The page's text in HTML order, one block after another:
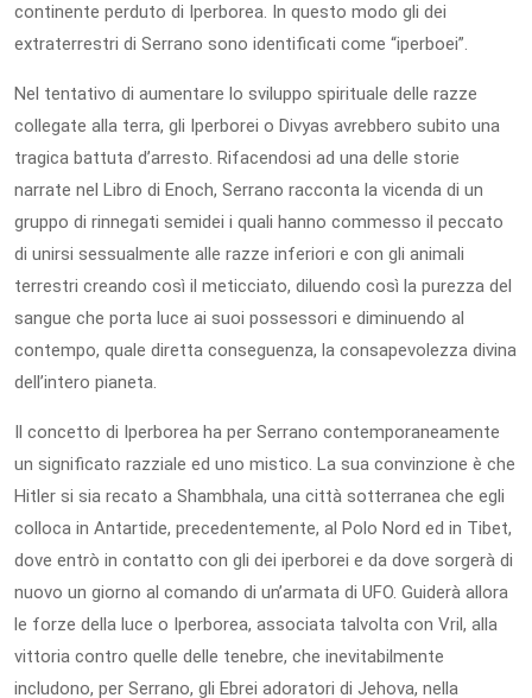
continente perduto di Iperborea. In questo modo gli dei
extraterrestri di Serrano sono identificati come “iperboei”.
Nel tentativo di aumentare lo sviluppo spirituale delle razze
collegate alla terra, gli Iperborei o Divyas avrebbero subito una
tragica battuta d’arresto. Rifacendosi ad una delle storie
narrate nel Libro di Enoch, Serrano racconta la vicenda di un
gruppo di rinnegati semidei i quali hanno commesso il peccato
di unirsi sessualmente alle razze inferiori e con gli animali
terrestri creando così il meticciato, diluendo così la purezza del
sangue che porta luce ai suoi possessori e diminuendo al
contempo, quale diretta conseguenza, la consapevolezza divina
dell’intero pianeta.
Il concetto di Iperborea ha per Serrano contemporaneamente
un significato razziale ed uno mistico. La sua convinzione è che
Hitler si sia recato a Shambhala, una città sotterranea che egli
colloca in Antartide, precedentemente, al Polo Nord ed in Tibet,
dove entrò in contatto con gli dei iperborei e da dove sorgerà di
nuovo un giorno al comando di un’armata di UFO. Guiderà allora
le forze della luce o Iperborea, associata talvolta con Vril, alla
vittoria contro quelle delle tenebre, che inevitabilmente
includono, per Serrano, gli Ebrei adoratori di Jehova, nella